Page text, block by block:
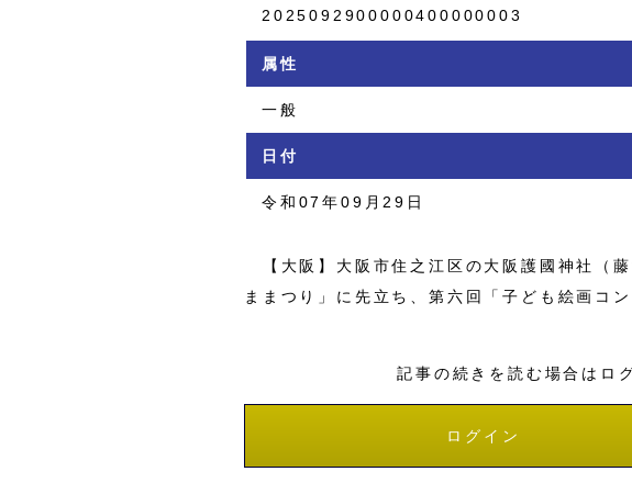
2025092900000400000003
属性
一般
日付
令和07年09月29日
【大阪】大阪市住之江区の大阪護國神社（
ままつり」に先立ち、第六回「子ども絵画コ
記事の続きを読む場合はロ
ログイン